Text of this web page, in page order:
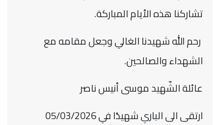
تشاركنا هذه الأيام المباركة.
رحم الله شهيدنا الغالي وجعل مقامه مع
الشهداء والصالحين.
عائلة الشّهيد موسى أنيس ناصر
ارتقى الى الباري شهيدًا في 05/03/2026